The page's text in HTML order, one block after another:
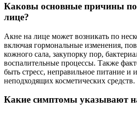
Каковы основные причины
лице?
Акне на лице может возникать по
включая гормональные изменения,
кожного сала, закупорку пор,
воспалительные процессы. Также
быть стресс, неправильное питание и
неподходящих косметических средств.
Какие симптомы указывают